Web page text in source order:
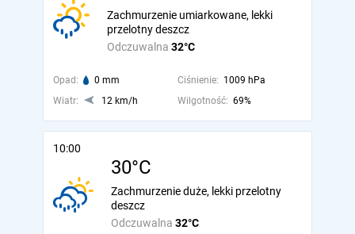
Odczuwalna 32°C
Zachmurzenie umiarkowane, lekki
przelotny deszcz
Opad: 0 mm Ciśnienie: 1009 hPa
Wiatr:
12 km/h Wilgotność: 69%
10:00
30°C
Odczuwalna 32°C
Zachmurzenie duże, lekki przelotny
deszcz